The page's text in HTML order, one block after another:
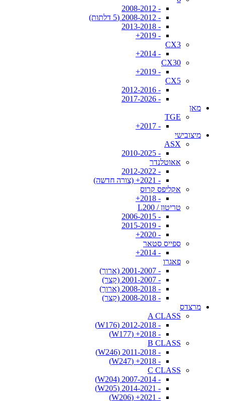
- 2008-2012
- 2008-2012 (5 דלתות)
- 2013-2018
- 2019+
CX3
- 2014+
CX30
- 2019+
CX5
- 2012-2016
- 2017-2026
מאן
TGE
- 2017+
מיצובישי
ASX
- 2010-2025
אאוטלנדר
- 2012-2022
- 2021+ (צורה חדשה)
אקליפס קרוס
- 2018+
טריטון / L200
- 2006-2015
- 2015-2019
- 2020+
ספייס סטאר
- 2014+
פאגרו
- 2001-2007 (ארוך)
- 2001-2007 (קצר)
- 2008-2018 (ארוך)
- 2008-2018 (קצר)
מרצדס
A CLASS
- 2012-2018 (W176)
- 2018+ (W177)
B CLASS
- 2011-2018 (W246)
- 2018+ (W247)
C CLASS
- 2007-2014 (W204)
- 2014-2021 (W205)
- 2021+ (W206)